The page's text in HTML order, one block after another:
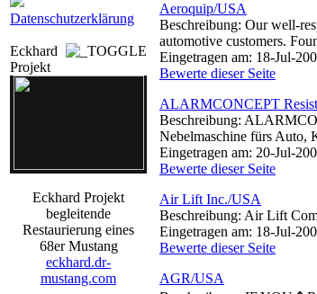
Datenschutzerklärung
Eckhard
Projekt
Eckhard Projekt
begleitende
Restaurierung eines
68er Mustang
eckhard.dr-
mustang.com
Aeroquip/USA
Beschreibung: Our well-
automotive customers.
Eingetragen am: 18-Jul-
Bewerte dieser Seite
ALARMCONCEPT
Beschreibung:
Nebelmaschine fürs Auto,
Eingetragen am: 20-Jul-
Bewerte dieser Seite
Air Lift Inc./USA
Beschreibung: Air Lift
Eingetragen am: 18-Jul-
Bewerte dieser Seite
AGR/USA